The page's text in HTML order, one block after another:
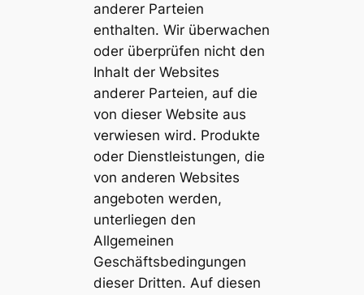
anderer Parteien
enthalten. Wir überwachen
oder überprüfen nicht den
Inhalt der Websites
anderer Parteien, auf die
von dieser Website aus
verwiesen wird. Produkte
oder Dienstleistungen, die
von anderen Websites
angeboten werden,
unterliegen den
Allgemeinen
Geschäftsbedingungen
dieser Dritten. Auf diesen